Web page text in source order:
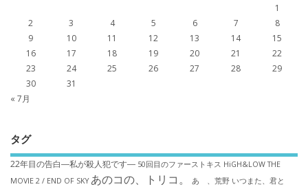
1
2
3 4 5 6 7
8
9
10 11 12 13 14
15
16
17 18 19 20 21
22
23
24 25 26 27 28
29
30
31
« 7月
タグ
22年目の告白―私が殺人犯です― 50回目のファーストキス HiGH&LOW THE
MOVIE 2 / END OF SKY あのコの、トリコ。 あゝ、荒野 いつまた、君と